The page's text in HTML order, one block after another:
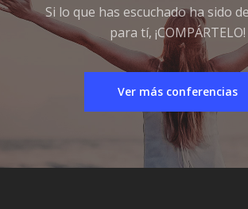
Si lo que has escuchado ha sido
para tí, ¡COMPÁRTELO!
Ver más conferencias